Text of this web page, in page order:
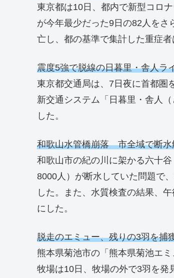
東京都は10日、都内で新型コロ
が今年最少だった9日の82人を
亡し、都の基準で集計した重症
震度5強で脱線の日暮里・舎人
東京都交通局は、7日夜に首都圏
新交通システム「日暮里・舎人
した。
和歌山水管橋崩落 市全域で断
和歌山市の紀の川に架かる六十
8000人）が断水していた問題で
した。また、水質検査の結果、
にした。
脱走のエミュー、残りの3羽を
熊本県菊池市の「熊本県菊池エ
牧場は10日、牧場の外で3羽を発